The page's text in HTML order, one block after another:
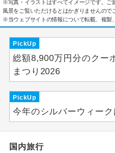
※写真・イラストはすべてイメージです。ご
風景をご覧いただけるとはかぎりませんので
※当ウェブサイトの情報について転載、複製
PickUp
総額8,900万円分のクー
まつり2026
PickUp
今年のシルバーウィーク
国内旅行